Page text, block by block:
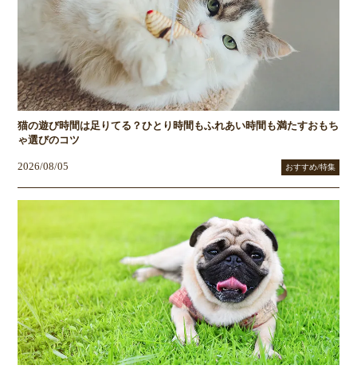
猫の遊び時間は足りてる？ひとり時間もふれあい時間も満たすおもち
ゃ選びのコツ
2026/08/05 おすすめ/特集